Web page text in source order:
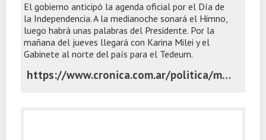
El gobierno anticipó la agenda oficial por el Día de
la Independencia. A la medianoche sonará el Himno,
luego habrá unas palabras del Presidente. Por la
mañana del jueves llegará con Karina Milei y el
Gabinete al norte del país para el Tedeum.
https://www.cronica.com.ar/politica/milei-hablara-por-cadena-nacional-en-la-medianoche-del-9-de-julio-antes-de-viajar-a-tucuman/